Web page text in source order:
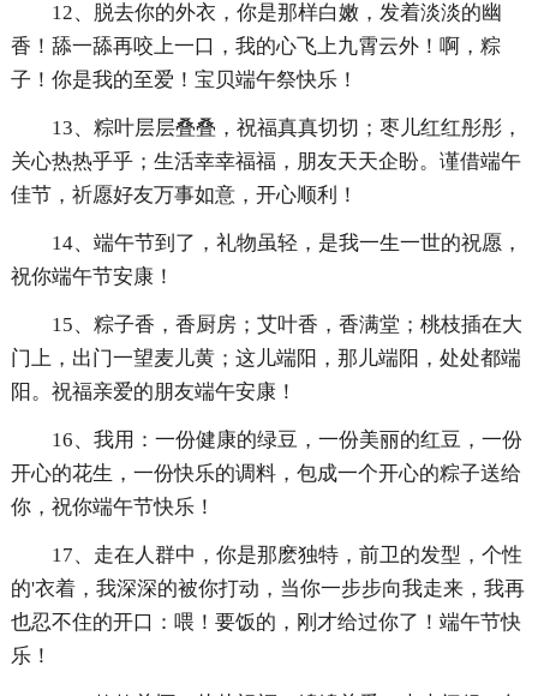
12、脱去你的外衣，你是那样白嫩，发着淡淡的幽
香！舔一舔再咬上一口，我的心飞上九霄云外！啊，粽
子！你是我的至爱！宝贝端午祭快乐！
13、粽叶层层叠叠，祝福真真切切；枣儿红红彤彤，
关心热热乎乎；生活幸幸福福，朋友天天企盼。谨借端午
佳节，祈愿好友万事如意，开心顺利！
14、端午节到了，礼物虽轻，是我一生一世的祝愿，
祝你端午节安康！
15、粽子香，香厨房；艾叶香，香满堂；桃枝插在大
门上，出门一望麦儿黄；这儿端阳，那儿端阳，处处都端
阳。祝福亲爱的朋友端午安康！
16、我用：一份健康的绿豆，一份美丽的红豆，一份
开心的花生，一份快乐的调料，包成一个开心的粽子送给
你，祝你端午节快乐！
17、走在人群中，你是那麽独特，前卫的发型，个性
的'衣着，我深深的被你打动，当你一步步向我走来，我再
也忍不住的开口：喂！要饭的，刚才给过你了！端午节快
乐！